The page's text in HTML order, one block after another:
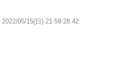
2022/05/15(日) 21:59:28.42